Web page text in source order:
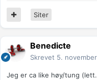
Siter
Benedicte
Skrevet 5.
Jeg er ca like høy/tung